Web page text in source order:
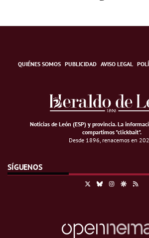
QUIÉNES SOMOS PUBLICIDAD AVISO LEGAL
Noticias de León (ESP) y provincia. La
compartimos "clickbait".
Desde 1896, renacemos en
SÍGUENOS
BlueskyInstagram
Google